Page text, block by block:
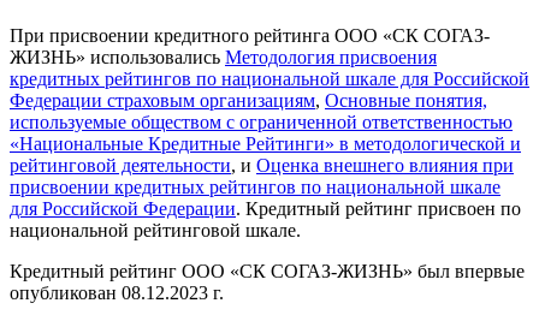
При присвоении кредитного рейтинга ООО «СК СОГАЗ-
ЖИЗНЬ» использовались Методология присвоения
кредитных рейтингов по национальной шкале для Российской
Федерации страховым организациям, Основные понятия,
используемые обществом с ограниченной ответственностью
«Национальные Кредитные Рейтинги» в методологической и
рейтинговой деятельности, и Оценка внешнего влияния при
присвоении кредитных рейтингов по национальной шкале
для Российской Федерации. Кредитный рейтинг присвоен по
национальной рейтинговой шкале.
Кредитный рейтинг ООО «СК СОГАЗ-ЖИЗНЬ» был впервые
опубликован 08.12.2023 г.